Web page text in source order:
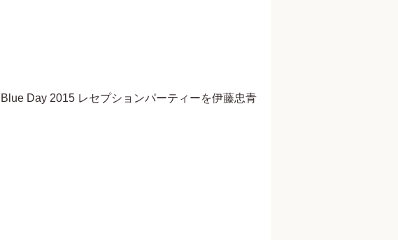
Day 2015 レセプションパーティーを伊藤忠青